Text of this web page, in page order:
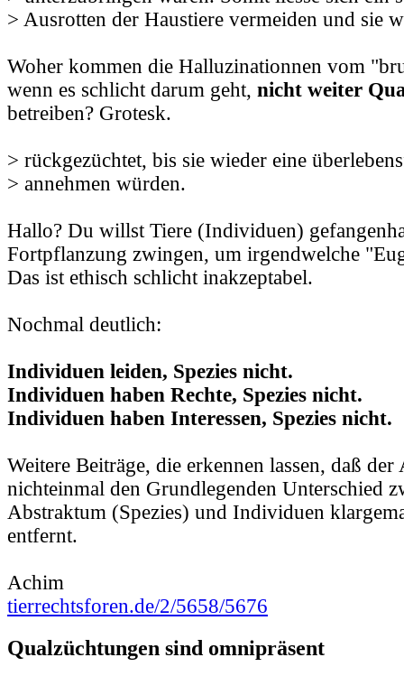
> Ausrotten der Haustiere vermeiden und sie
Woher kommen die Halluzinationnen vom
wenn es schlicht darum geht, nicht weiter
betreiben? Grotesk.
> rückgezüchtet, bis sie wieder eine
> annehmen würden.
Hallo? Du willst Tiere (Individuen)
Fortpflanzung zwingen, um irgendwelche
Das ist ethisch schlicht inakzeptabel.
Nochmal deutlich:
Individuen leiden, Spezies nicht.
Individuen haben Rechte, Spezies nicht.
Individuen haben Interessen, Spezies nicht.
Weitere Beiträge, die erkennen lassen, daß
nichteinmal den Grundlegenden Unterschied
Abstraktum (Spezies) und Individuen
entfernt.
Achim
tierrechtsforen.de/2/5658/5676
Qualzüchtungen sind omnipräsent